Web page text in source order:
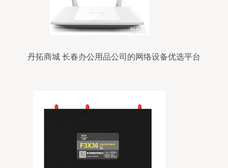
丹拓商城 长春办公用品公司的网络设备优选平台